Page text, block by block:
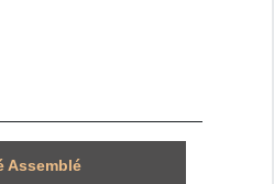
Assemblé